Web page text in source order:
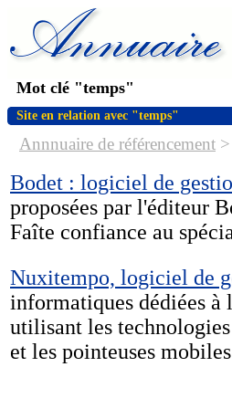
Mot clé "temps"
Site en relation avec "temps"
Annnuaire de référencement >
Bodet : logiciel de
proposées par l'éditeur
Faîte confiance au
Nuxitempo, logiciel de
informatiques dédiées
utilisant les
et les pointeuses mobiles